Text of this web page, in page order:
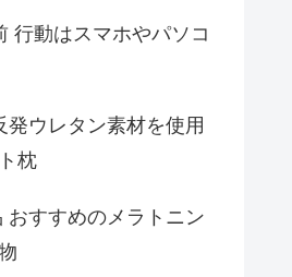
行動はスマホやパソコ
発ウレタン素材を使用
枕
おすすめのメラトニン